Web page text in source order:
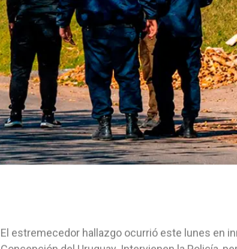
El estremecedor hallazgo ocurrió este lunes en